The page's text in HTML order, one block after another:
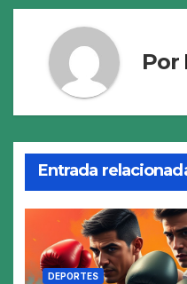
Por
Entrada
DEPORTES